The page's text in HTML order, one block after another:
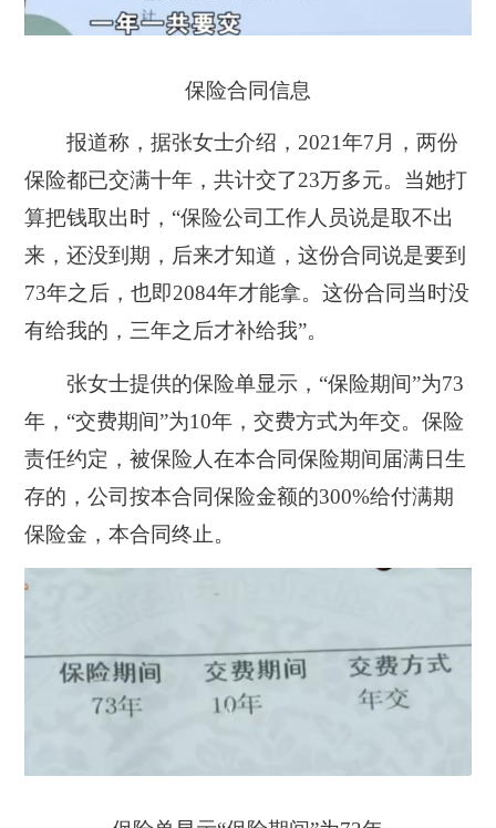
保险合同信息
报道称，据张女士介绍，2021年7月，两份
保险都已交满十年，共计交了23万多元。当她打
算把钱取出时，“保险公司工作人员说是取不出
来，还没到期，后来才知道，这份合同说是要到
73年之后，也即2084年才能拿。这份合同当时没
有给我的，三年之后才补给我”。
张女士提供的保险单显示，“保险期间”为73
年，“交费期间”为10年，交费方式为年交。保险
责任约定，被保险人在本合同保险期间届满日生
存的，公司按本合同保险金额的300%给付满期
保险金，本合同终止。